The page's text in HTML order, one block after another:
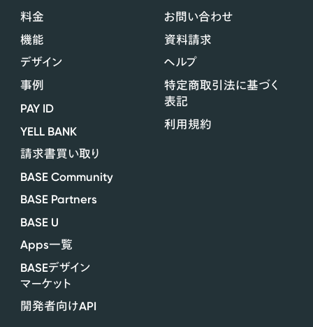
料金
機能
デザイン
事例
PAY ID
YELL BANK
請求書買い取り
BASE Community
BASE Partners
BASE U
Apps一覧
BASEデザイン
マーケット
開発者向けAPI
お問い合わせ
資料請求
ヘルプ
特定商取引法に基づく
表記
利用規約